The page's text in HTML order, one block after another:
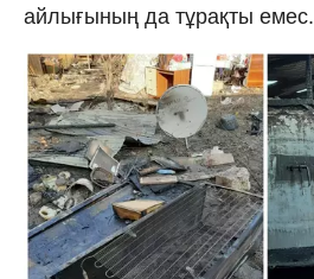
айлығының да тұрақты емес.